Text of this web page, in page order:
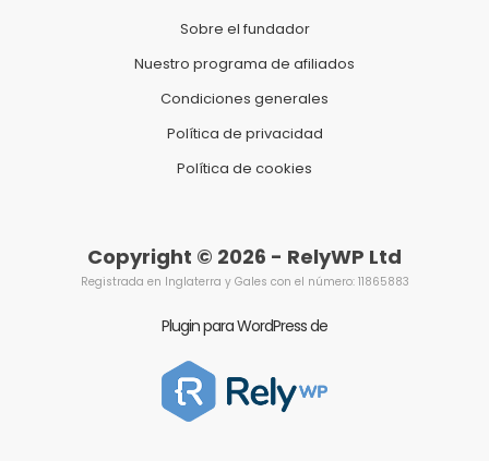
Sobre el fundador
Nuestro programa de afiliados
Condiciones generales
Política de privacidad
Política de cookies
Copyright © 2026 - RelyWP Ltd
Registrada en Inglaterra y Gales con el número: 11865883
Plugin para WordPress de